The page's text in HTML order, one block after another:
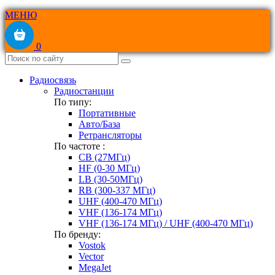
МЕНЮ
0
Радиосвязь
Радиостанции
По типу:
Портативные
Авто/База
Ретрансляторы
По частоте :
CB (27МГц)
HF (0-30 МГц)
LB (30-50МГц)
RB (300-337 МГц)
UHF (400-470 МГц)
VHF (136-174 МГц)
VHF (136-174 МГц) / UHF (400-470 МГц)
По бренду:
Vostok
Vector
MegaJet